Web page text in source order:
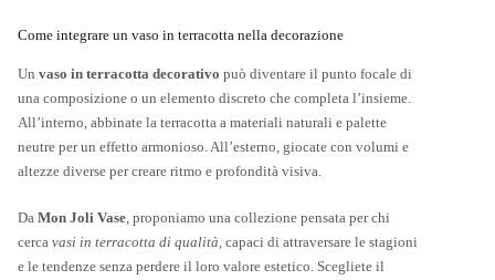
Come integrare un vaso in terracotta nella decorazione
Un vaso in terracotta decorativo può diventare il punto focale di
una composizione o un elemento discreto che completa l’insieme.
All’interno, abbinate la terracotta a materiali naturali e palette
neutre per un effetto armonioso. All’esterno, giocate con volumi e
altezze diverse per creare ritmo e profondità visiva.
Da Mon Joli Vase , proponiamo una collezione pensata per chi
cerca vasi in terracotta di qualità , capaci di attraversare le stagioni
e le tendenze senza perdere il loro valore estetico. Scegliete il